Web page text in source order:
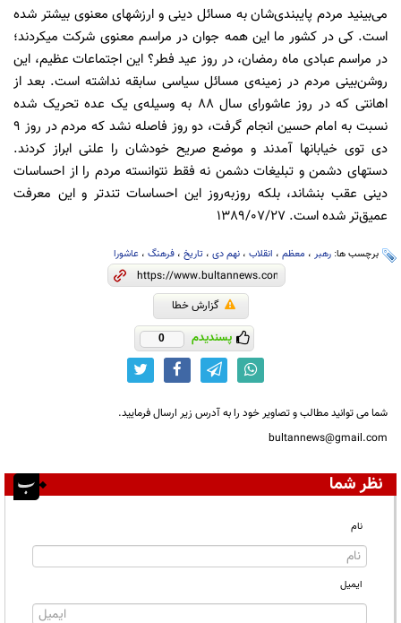
مى‌بینید مردم پایبندى‌شان به مسائل دینى و ارزشهاى معنوى بیشتر شده
است. کى در کشور ما این همه جوان در مراسم معنوى شرکت میکردند؛
در مراسم عبادى ماه رمضان، در روز عید فطر؟ این اجتماعات عظیم، این
روشن‌بینى مردم در زمینه‌ى مسائل سیاسى سابقه نداشته است. بعد از
اهانتى که در روز عاشوراى سال 88 به وسیله‌ى یک عده تحریک شده
نسبت به امام حسین انجام گرفت، دو روز فاصله نشد که مردم در روز 9
دى توى خیابانها آمدند و موضع صریح خودشان را علنى ابراز کردند.
دستهاى دشمن و تبلیغات دشمن نه فقط نتوانسته مردم را از احساسات
دینى عقب بنشاند، بلکه روزبه‌روز این احساسات تندتر و این معرفت
عمیق‌تر شده است. 1389/07/27
برچسب ها: رهبر ، معظم ، انقلاب ، نهم دی ، تاریخ ، فرهنگ ، عاشورا
گزارش خطا
پسندیدم 0
شما می توانید مطالب و تصاویر خود را به آدرس زیر ارسال فرمایید.
bultannews@gmail.com
نظر شما
نام
ایمیل